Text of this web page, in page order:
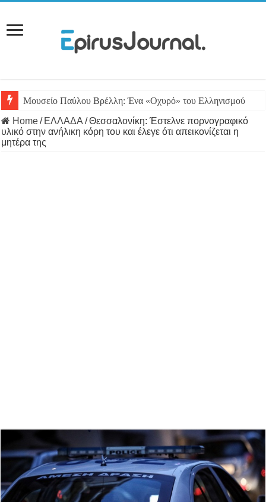
Μουσείο Παύλου Βρέλλη: Ένα «Οχυρό» του Ελληνισμού
Home/ ΕΛΛΑΔΑ /Θεσσαλονίκη: Έστελνε πορνογραφικό
υλικό στην ανήλικη κόρη του και έλεγε ότι απεικονίζεται η
μητέρα της